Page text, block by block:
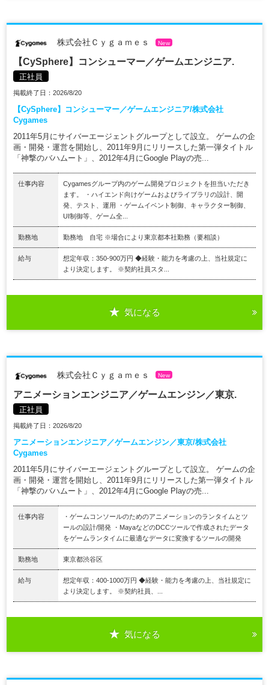
株式会社Ｃｙｇａｍｅｓ New
【CySphere】コンシューマー／ゲームエンジニア.
正社員
掲載終了日：2026/8/20
【CySphere】コンシューマー／ゲームエンジニア/株式会社
Cygames
2011年5月にサイバーエージェントグループとして設立。 ゲームの企
画・開発・運営を開始し、2011年9月にリリースした第一弾タイトル
「神撃のバハムート」、2012年4月にGoogle Playの売...
仕事内容
Cygamesグループ内のゲーム開発プロジェクトを担当いただき
ます。 ・ハイエンド向けゲームおよびライブラリの設計、開
発、テスト、運用 ・ゲームイベント制御、キャラクター制御、
UI制御等、ゲーム全...
勤務地 勤務地 自宅 ※場合により東京都本社勤務（要相談）
給与
想定年収：350-900万円 ◆経験・能力を考慮の上、当社規定に
より決定します。 ※契約社員スタ...
気になる
株式会社Ｃｙｇａｍｅｓ New
アニメーションエンジニア／ゲームエンジン／東京.
正社員
掲載終了日：2026/8/20
アニメーションエンジニア／ゲームエンジン／東京/株式会社
Cygames
2011年5月にサイバーエージェントグループとして設立。 ゲームの企
画・開発・運営を開始し、2011年9月にリリースした第一弾タイトル
「神撃のバハムート」、2012年4月にGoogle Playの売...
仕事内容
・ゲームコンソールのためのアニメーションのランタイムとツ
ールの設計/開発 ・MayaなどのDCCツールで作成されたデータ
をゲームランタイムに最適なデータに変換するツールの開発
勤務地 東京都渋谷区
給与
想定年収：400-1000万円 ◆経験・能力を考慮の上、当社規定に
より決定します。 ※契約社員、...
気になる